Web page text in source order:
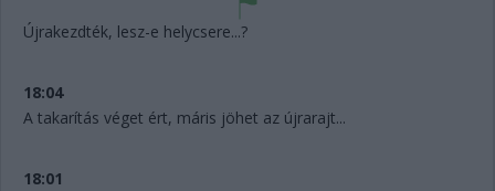
Újrakezdték, lesz-e helycsere...?
18:04
A takarítás véget ért, máris jöhet az újrarajt...
18:01